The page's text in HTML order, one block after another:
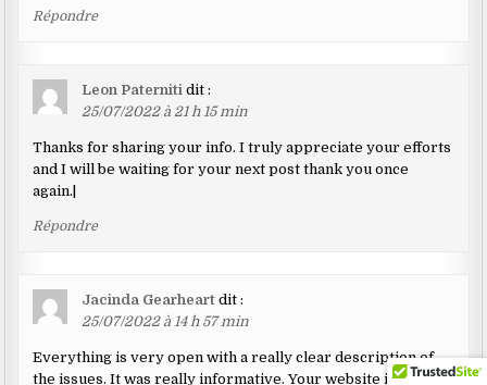
Répondre
Leon Paterniti dit :
25/07/2022 à 21 h 15 min
Thanks for sharing your info. I truly appreciate your efforts
and I will be waiting for your next post thank you once
again.|
Répondre
Jacinda Gearheart dit :
25/07/2022 à 14 h 57 min
Everything is very open with a really clear description of
the issues. It was really informative. Your website is useful.